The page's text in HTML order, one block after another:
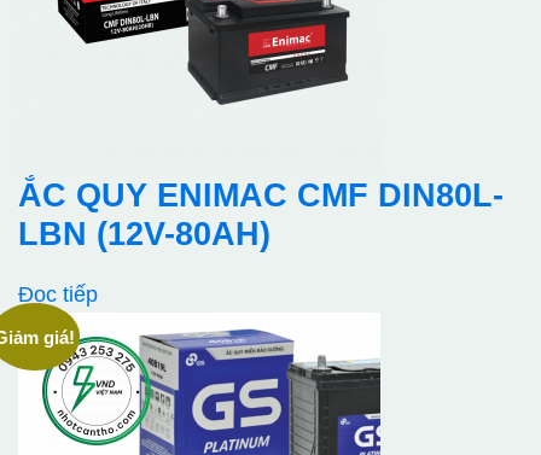
ẮC QUY ENIMAC CMF DIN80L-
LBN (12V-80AH)
Đọc tiếp
giá!